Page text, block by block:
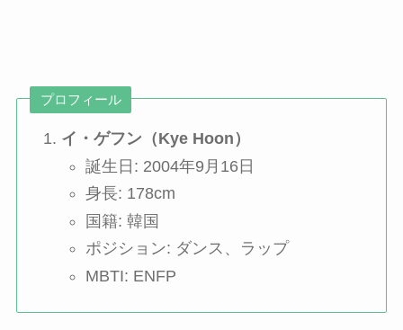
プロフィール
イ・ゲフン（Kye Hoon）
誕生日: 2004年9月16日
身長: 178cm
国籍: 韓国
ポジション: ダンス、ラップ
MBTI: ENFP